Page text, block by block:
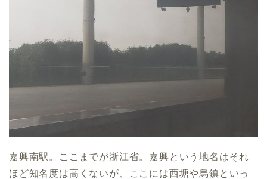
嘉興南駅。ここまでが浙江省。嘉興という地名はそれ
ほど知名度は高くないが、ここには西塘や烏鎮といっ